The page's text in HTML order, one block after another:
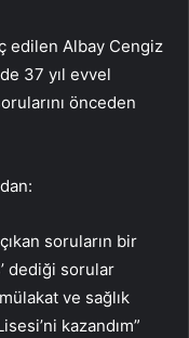
edilen Albay Cengiz
37 yıl evvel
önceden
soruların bir
dediği sorular
ve sağlık
kazandım”